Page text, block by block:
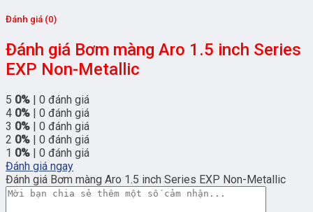
Đánh giá (0)
Đánh giá Bơm màng Aro 1.5 inch Series
EXP Non-Metallic
5 0% | 0 đánh giá
4 0% | 0 đánh giá
3 0% | 0 đánh giá
2 0% | 0 đánh giá
1 0% | 0 đánh giá
Đánh giá ngay
Đánh giá Bơm màng Aro 1.5 inch Series EXP Non-Metallic